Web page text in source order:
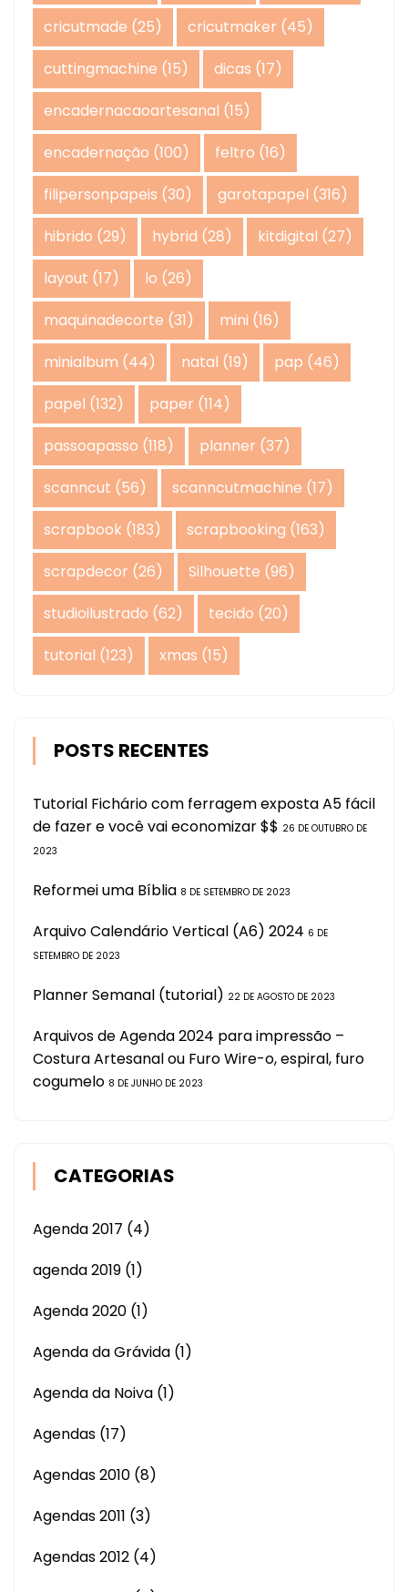
cricutmade (25) cricutmaker (45)
cuttingmachine (15) dicas (17)
encadernacaoartesanal (15)
encadernação (100) feltro (16)
filipersonpapeis (30) garotapapel (316)
hibrido (29) hybrid (28) kitdigital (27)
layout (17) lo (26)
maquinadecorte (31) mini (16)
minialbum (44) natal (19) pap (46)
papel (132) paper (114)
passoapasso (118) planner (37)
scanncut (56) scanncutmachine (17)
scrapbook (183) scrapbooking (163)
scrapdecor (26) Silhouette (96)
studioilustrado (62) tecido (20)
tutorial (123) xmas (15)
POSTS RECENTES
Tutorial Fichário com ferragem exposta A5 fácil
de fazer e você vai economizar $$ 26 DE OUTUBRO DE
2023
Reformei uma Bíblia 8 DE SETEMBRO DE 2023
Arquivo Calendário Vertical (A6) 2024 6 DE
SETEMBRO DE 2023
Planner Semanal (tutorial) 22 DE AGOSTO DE 2023
Arquivos de Agenda 2024 para impressão –
Costura Artesanal ou Furo Wire-o, espiral, furo
cogumelo 8 DE JUNHO DE 2023
CATEGORIAS
Agenda 2017 (4)
agenda 2019 (1)
Agenda 2020 (1)
Agenda da Grávida (1)
Agenda da Noiva (1)
Agendas (17)
Agendas 2010 (8)
Agendas 2011 (3)
Agendas 2012 (4)